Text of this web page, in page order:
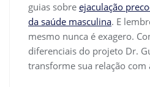
guias sobre ejaculação
da saúde masculina. E
mesmo nunca é exagero.
diferenciais do projeto Dr.
transforme sua relação com